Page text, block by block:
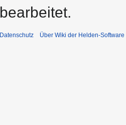
bearbeitet.
Datenschutz Über Wiki der Helden-Software